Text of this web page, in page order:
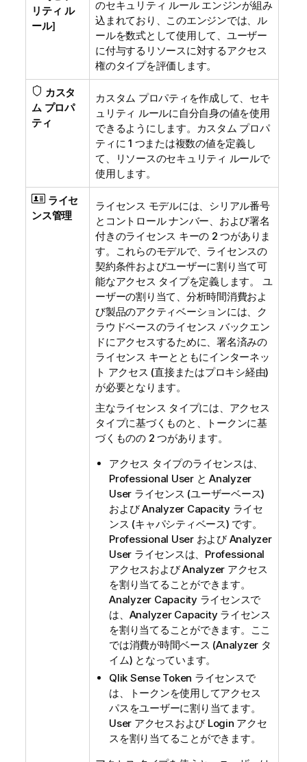
リティ ル
ール]
のセキュリティ ルール エンジンが組み
込まれており、このエンジンでは、ル
ールを数式として使用して、ユーザー
に付与するリソースに対するアクセス
権のタイプを評価します。
カスタ
ム プロパ
ティ
カスタム プロパティを作成して、セキ
ュリティ ルールに自分自身の値を使用
できるようにします。カスタム プロパ
ティに 1 つまたは複数の値を定義し
て、リソースのセキュリティ ルールで
使用します。
ライセ
ンス管理
ライセンス モデルには、シリアル番号
とコントロール ナンバー、および署名
付きのライセンス キーの 2 つがありま
す。これらのモデルで、ライセンスの
契約条件およびユーザーに割り当て可
能なアクセス タイプを定義します。 ユ
ーザーの割り当て、分析時間消費およ
び製品のアクティベーションには、ク
ラウドベースのライセンス バックエン
ドにアクセスするために、署名済みの
ライセンス キーとともにインターネッ
ト アクセス (直接またはプロキシ経由)
が必要となります。
主なライセンス タイプには、アクセス
タイプに基づくものと、トークンに基
づくものの 2 つがあります。
アクセス タイプのライセンスは、
Professional User と Analyzer
User ライセンス (ユーザーベース)
および Analyzer Capacity ライセ
ンス (キャパシティベース) です。
Professional User および Analyzer
User ライセンスは、Professional
アクセスおよび Analyzer アクセス
を割り当てることができます。
Analyzer Capacity ライセンスで
は、Analyzer Capacity ライセンス
を割り当てることができます。ここ
では消費が時間ベース (Analyzer タ
イム) となっています。
Qlik SenseToken ライセンスで
は、トークンを使用してアクセス
パスをユーザーに割り当てます。
User アクセスおよび Login アクセ
スを割り当てることができます。